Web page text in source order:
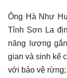
Ông Hà Như
Tỉnh Sơn La
năng lượng
gian và sinh kế
với bảo vệ